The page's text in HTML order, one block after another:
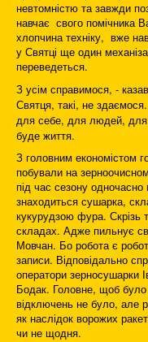
невтомністю та завжди
навчає свого
хлопчина техніку, вже
у Святці ще один
переведеться.
З усім справимося, -
Святця, такі, не
для себе, для людей, для
буде життя.
З головним економістом
побували на
під час сезону
знаходиться сушарка,
кукурудзою фура. Скрізь
складах. Адже пильнує
Мовчан. Бо робота є
записи. Відповідально
оператори зерносушарки
Бодак. Головне, щоб було
відключень не було, але
як наслідок ворожих
чи не щодня.